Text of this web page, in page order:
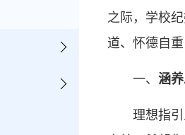
之际，学校
道、怀德自
一、 涵
理想指